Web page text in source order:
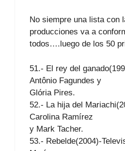
No siempre una lista con
producciones va a
todos….luego de los 50
51.- El rey del
Antônio Fagundes y
Glória Pires.
52.- La hija del
Carolina Ramírez
y Mark Tacher.
53.- Rebelde(2004)-